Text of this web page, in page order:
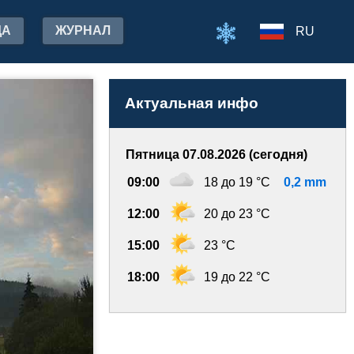
ЖУРНАЛ RU
Актуальная инфо
Пятница 07.08.2026 (сегодня)
09:00 18 до 19 °C 0,2 mm
12:00 20 до 23 °C
15:00 23 °C
18:00 19 до 22 °C